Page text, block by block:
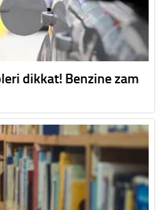
dikkat! Benzine zam